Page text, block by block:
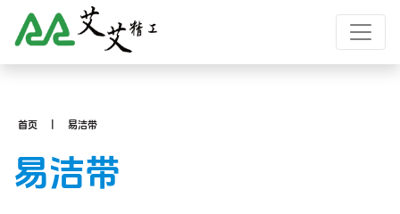
首页 易洁带
易洁带